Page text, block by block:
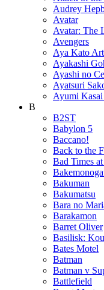
Audrey
Avatar
Avatar: The
Avengers
Aya Kato Art
Ayakashi
Ayashi no
Ayatsuri
Ayumi Kasai
B
B2ST
Babylon 5
Baccano!
Back to the
Bad Times
Bakuman
Bakumatsu
Bara no
Barakamon
Barret Oliver
Basilisk:
Bates Motel
Batman
Batman v
Battlefield